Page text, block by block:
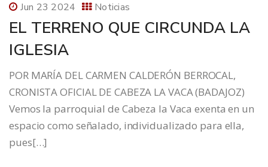
Jun 23 2024 Noticias
EL TERRENO QUE CIRCUNDA LA
IGLESIA
POR MARÍA DEL CARMEN CALDERÓN BERROCAL,
CRONISTA OFICIAL DE CABEZA LA VACA (BADAJOZ)
Vemos la parroquial de Cabeza la Vaca exenta en un
espacio como señalado, individualizado para ella,
pues[…]